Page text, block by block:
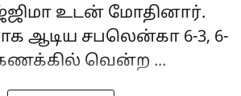
உடன் மோதினார்.
ஆடிய சபலென்கா 6-3, 6-
வென்ற ...